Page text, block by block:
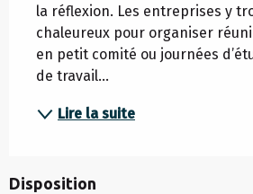
la réflexion. Les entreprises y
chaleureux pour organiser
en petit comité ou journées
de travail...
Lire la suite
Disposition